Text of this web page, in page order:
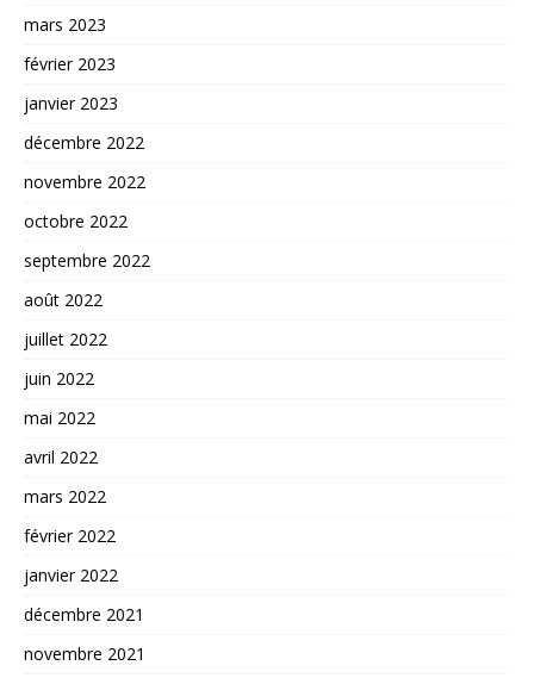
mars 2023
février 2023
janvier 2023
décembre 2022
novembre 2022
octobre 2022
septembre 2022
août 2022
juillet 2022
juin 2022
mai 2022
avril 2022
mars 2022
février 2022
janvier 2022
décembre 2021
novembre 2021